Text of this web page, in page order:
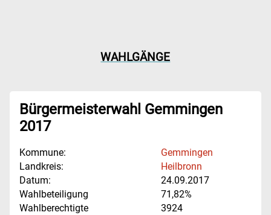
WAHLGÄNGE
Bürgermeisterwahl Gemmingen
2017
Kommune:
Gemmingen
Landkreis:
Heilbronn
Datum:
24.09.2017
Wahlbeteiligung
71,82%
Wahlberechtigte
3924